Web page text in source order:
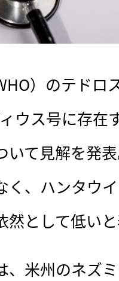
）のテドロ
ウス号に存在
いて見解を発
く、ハンタウ
然として低い
米州のネズ